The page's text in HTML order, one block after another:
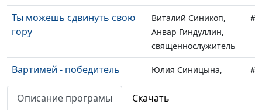
Ты можешь сдвинуть свою
гору
Виталий Синикоп,
Анвар Гиндуллин,
священнослужитель
Вартимей - победитель
толпы
Юлия Синицына,
священнослужитель
Описание програмы Скачать